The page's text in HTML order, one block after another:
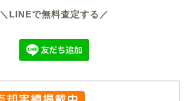
＼LINEで無料査定する／
不動産購入関連
社長の独り言